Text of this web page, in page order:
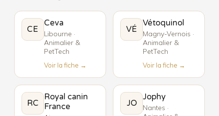
CE
Ceva
Libourne ·
Animalier &
PetTech
Voir la fiche →
VÉ
Vétoquinol
Magny-Vernois ·
Animalier &
PetTech
Voir la fiche →
RC
Royal canin
France
JO
Jophy
Nantes ·